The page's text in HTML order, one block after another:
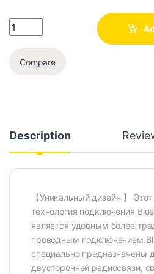
Compare
Description
【Уникальный дизайн 】
технология подключения
является удобным более
проводным
специально предназначены
двусторонней радиосвязи,